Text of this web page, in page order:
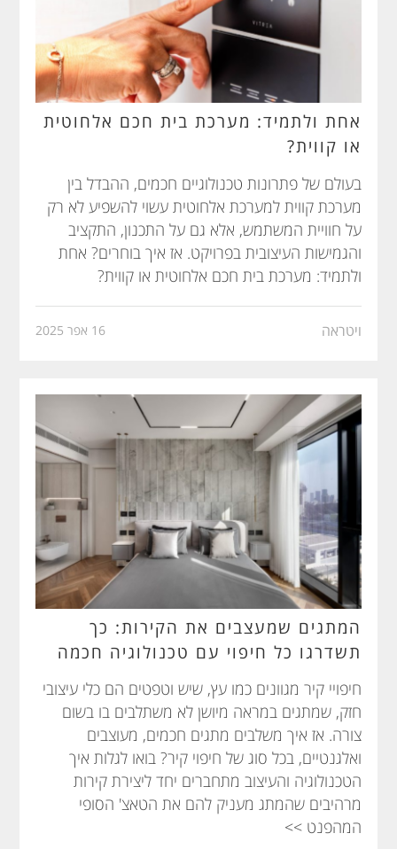
אחת ולתמיד: מערכת בית חכם אלחוטית
או קווית?
בעולם של פתרונות טכנולוגיים חכמים, ההבדל בין
מערכת קווית למערכת אלחוטית עשוי להשפיע לא רק
על חוויית המשתמש, אלא גם על התכנון, התקציב
והגמישות העיצובית בפרויקט. אז איך בוחרים? אחת
ולתמיד: מערכת בית חכם אלחוטית או קווית?
ויטראה 16 אפר 2025
המתגים שמעצבים את הקירות: כך
תשדרגו כל חיפוי עם טכנולוגיה חכמה
חיפויי קיר מגוונים כמו עץ, שיש וטפטים הם כלי עיצובי
חזק, שמתגים במראה מיושן לא משתלבים בו בשום
צורה. אז איך משלבים מתגים חכמים, מעוצבים
ואלגנטיים, בכל סוג של חיפוי קיר? בואו לגלות איך
הטכנולוגיה והעיצוב מתחברים יחד ליצירת קירות
מרהיבים שהמתג מעניק להם את הטאצ' הסופי
המהפנט >>